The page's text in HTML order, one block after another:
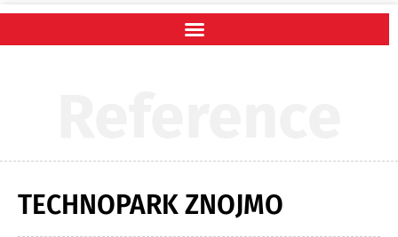
TECHNOPARK ZNOJMO